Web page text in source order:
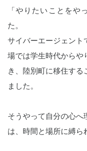
「やりたいことをや
た。
サイバーエージェント
場では学生時代からや
き、陸別町に移住する
ました。
そうやって自分の心へ
は、時間と場所に縛ら